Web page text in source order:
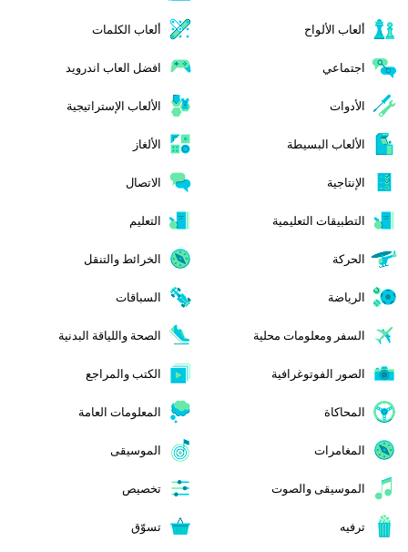
ألعاب الألواح ألعاب الكلمات
اجتماعي افضل العاب اندرويد
الأدوات الألعاب الإستراتيجية
الألعاب البسيطة الألغاز
الإنتاجية الاتصال
التطبيقات التعليمية التعليم
الحركة الخرائط والتنقل
الرياضة السباقات
السفر ومعلومات محلية الصحة واللياقة البدنية
الصور الفوتوغرافية الكتب والمراجع
المحاكاة المعلومات العامة
المغامرات الموسيقى
الموسيقى والصوت تخصيص
ترفيه تسوّق